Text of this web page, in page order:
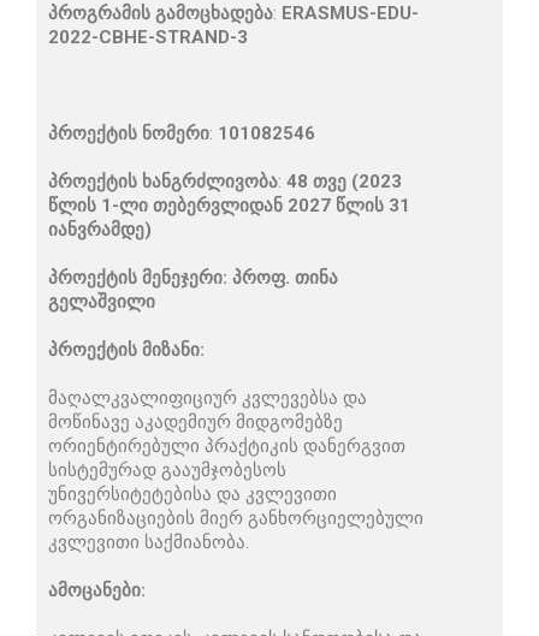
პროგრამის გამოცხადება: ERASMUS-EDU-
2022-CBHE-STRAND-3
პროექტის ნომერი: 101082546
პროექტის ხანგრძლივობა: 48 თვე (2023
წლის 1-ლი თებერვლიდან 2027 წლის 31
იანვრამდე)
პროექტის მენეჯერი: პროფ. თინა
გელაშვილი
პროექტის მიზანი:
მაღალკვალიფიციურ კვლევებსა და
მოწინავე აკადემიურ მიდგომებზე
ორიენტირებული პრაქტიკის დანერგვით
სისტემურად გააუმჯობესოს
უნივერსიტეტებისა და კვლევითი
ორგანიზაციების მიერ განხორციელებული
კვლევითი საქმიანობა.
ამოცანები: